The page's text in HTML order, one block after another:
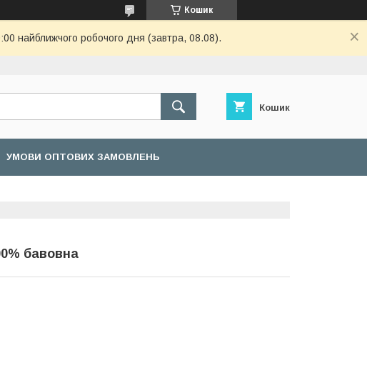
Кошик
найближчого робочого дня (завтра, 08.08).
Кошик
УМОВИ ОПТОВИХ ЗАМОВЛЕНЬ
бавовна